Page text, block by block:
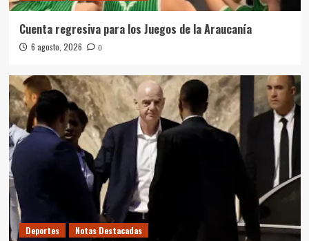
Cuenta regresiva para los Juegos de la Araucanía
6 agosto, 2026 0
Deportes Notas Destacadas